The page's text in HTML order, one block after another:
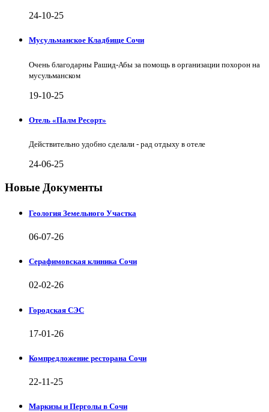
24-10-25
Мусульманское Кладбище Сочи
Очень благодарны Рашид-Абы за помощь в организации похорон на
мусульманском
19-10-25
Отель «Палм Ресорт»
Действительно удобно сделали - рад отдыху в отеле
24-06-25
Новые Документы
Геология Земельного Участка
06-07-26
Серафимовская клиника Сочи
02-02-26
Городская СЭС
17-01-26
Компредложение ресторана Сочи
22-11-25
Маркизы и Перголы в Сочи